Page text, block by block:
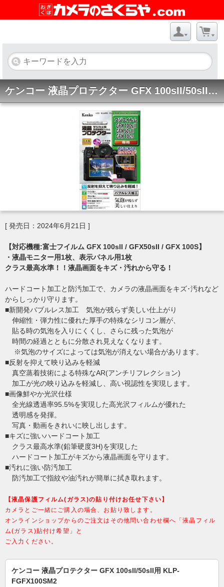
ケンコー 液晶プロテクター GFX 100sII/50sII用 KLP-FGFX100SM2
[ 発売日：2024年6月21日 ]
【対応機種:富士フイルム GFX 100sII / GFX50sII / GFX 100S】
・液晶モニター用1枚、表示パネル用1枚
クラス最高水準！！液晶画面をキズ・汚れから守る！
ハードコート加工と防汚加工で、カメラの液晶画面をキズ･汚れなど
からしっかり守ります。
■新開発バブルレス加工 気泡が残らず美しい仕上がり
伸縮性・弾力性に優れた厚手の特殊なシリコン層が、
貼る時の気泡を入りにくくし、さらに残った気泡が
時間の経過とともに分散され見えなくなります。
※気泡のサイズによっては気泡が消えない場合があります。
■反射を抑えて映り込みを軽減
真空蒸着技術による特殊なAR(アンチリフレクション)
加工が光の映り込みを軽減し、高い視認性を実現します。
■画像鮮やか光沢仕様
全光線透過率95.5%を実現した高光沢フィルムが優れた
透明感を発揮。
写真・動画をきれいに映し出します。
■キズに強いハードコート加工
クラス最高水準(鉛筆硬度3H)を実現した
ハードコート加工がキズから液晶画面を守ります。
■汚れに強い防汚加工
防汚加工で指紋や油汚れが簡単に拭き取れます。
【液晶保護フィルム(ガラス)の貼り付けお任せ下さい】
カメラとご一緒にご購入の場合、お貼り致します。
オンラインショップからのご注文はその他問い合わせ欄へ「液晶フィル
ム(ガラス)貼付け希望」と
ご入力ください。
ケンコー 液晶プロテクター GFX 100sII/50sII用 KLP-
FGFX100SM2